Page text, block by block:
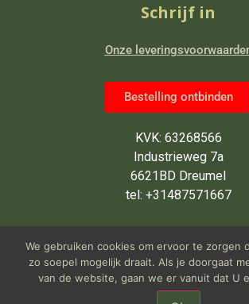
Schrijf in
Onze
Bestelling ontbinden
KVK: 63268566
Industrieweg 7a
6621BD Dreumel
tel: +31487571667
Wij zijn van maandag tot en
vrijdag open van 9 tot 5
We gebruiken cookies om ervoor te zorgen
zo soepel mogelijk draait. Als je doorgaat
van de website, gaan we er vanuit dat U